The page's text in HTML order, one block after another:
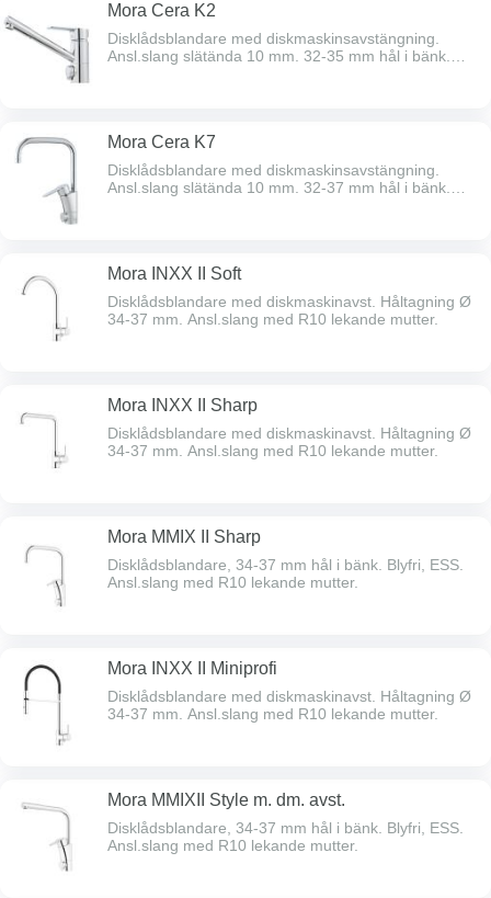
Mora Cera K2
Disklådsblandare med diskmaskinsavstängning.
Ansl.slang slätända 10 mm. 32-35 mm hål i bänk.
Mora Cera K7
Disklådsblandare med diskmaskinsavstängning.
Ansl.slang slätända 10 mm. 32-37 mm hål i bänk.
Mora INXX II Soft
Disklådsblandare med diskmaskinavst. Håltagning Ø
34-37 mm. Ansl.slang med R10 lekande mutter.
Mora INXX II Sharp
Disklådsblandare med diskmaskinavst. Håltagning Ø
34-37 mm. Ansl.slang med R10 lekande mutter.
Mora MMIX II Sharp
Disklådsblandare, 34-37 mm hål i bänk. Blyfri, ESS.
Ansl.slang med R10 lekande mutter.
Mora INXX II Miniprofi
Disklådsblandare med diskmaskinavst. Håltagning Ø
34-37 mm. Ansl.slang med R10 lekande mutter.
Mora MMIXII Style m. dm. avst.
Disklådsblandare, 34-37 mm hål i bänk. Blyfri, ESS.
Ansl.slang med R10 lekande mutter.